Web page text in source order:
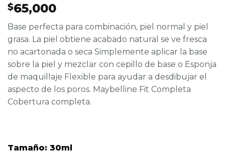
$65,000
Base perfecta para combinación, piel normal y piel
grasa. La piel obtiene acabado natural se ve fresca
no acartonada o seca Simplemente aplicar la base
sobre la piel y mezclar con cepillo de base o Esponja
de maquillaje Flexible para ayudar a desdibujar el
aspecto de los poros. Maybelline Fit Completa
Cobertura completa.
Tamaño: 30ml